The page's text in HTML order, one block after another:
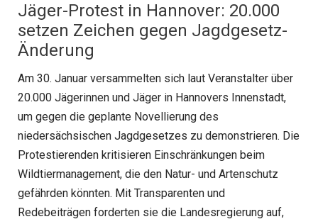
Jäger-Protest in Hannover: 20.000
setzen Zeichen gegen Jagdgesetz-
Änderung
Am 30. Januar versammelten sich laut Veranstalter über
20.000 Jägerinnen und Jäger in Hannovers Innenstadt,
um gegen die geplante Novellierung des
niedersächsischen Jagdgesetzes zu demonstrieren. Die
Protestierenden kritisieren Einschränkungen beim
Wildtiermanagement, die den Natur- und Artenschutz
gefährden könnten. Mit Transparenten und
Redebeiträgen forderten sie die Landesregierung auf,